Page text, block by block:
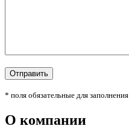
* поля обязательные для заполнения
О компании